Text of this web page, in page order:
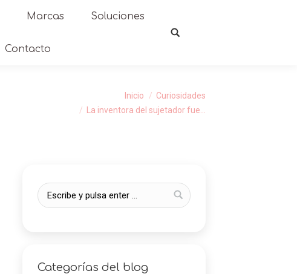
Marcas Soluciones
Contacto
Inicio
Curiosidades
La inventora del sujetador fue…
Categorías del blog